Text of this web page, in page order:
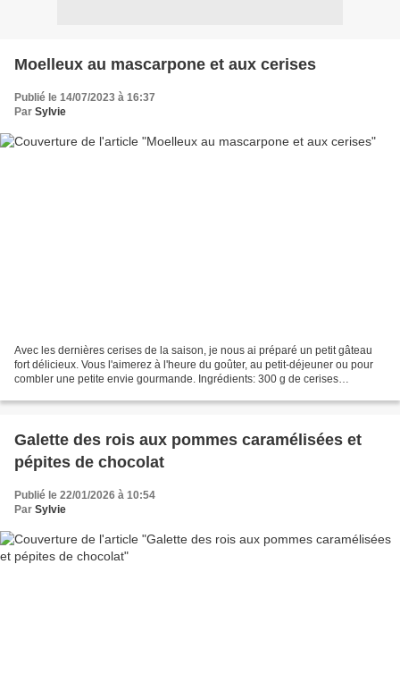
Moelleux au mascarpone et aux cerises
Publié le 14/07/2023 à 16:37
Par Sylvie
Avec les dernières cerises de la saison, je nous ai préparé un petit gâteau
fort délicieux. Vous l'aimerez à l'heure du goûter, au petit-déjeuner ou pour
combler une petite envie gourmande. Ingrédients: 300 g de cerises
Galette des rois aux pommes caramélisées et
pépites de chocolat
Publié le 22/01/2026 à 10:54
Par Sylvie